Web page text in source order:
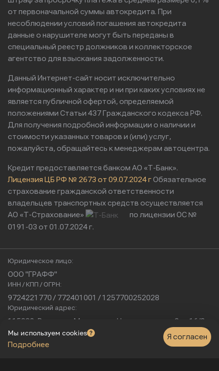
от первоначальной суммы автокредита. При
несоблюдении условий погашения автокредита
данные о нарушителе могут быть переданы в
специальный реестр должников и коллекторское
агентство для взыскания задолженности.
Данный Интернет-сайт носит исключительно
информационный характер и ни при каких условиях не
является публичной офертой, определяемой
положениями Статьи 437 Гражданского кодекса РФ.
Для получения подробной информации о наличии и
стоимости указанных товаров и (или) услуг,
пожалуйста, обращайтесь к менеджерам автоцентра.
Кредит предоставляется банком АО «Т-Банк».
Лицензия ЦБ РФ № 2673 от 09.07.2024 гОбязательное
страхование гражданской ответственности
владельцев транспортных средств осуществляется
АО «Т-Страхование»
по лицензии ОС №
0191-03 от 01.07.2024 г.
Юридическое лицо:
ООО "ГРАФФ"
ИНН / КПП / ОГРН:
9724221770 / 772401001 / 1257700252028
Юридический адрес:
115230, Россия, г. Москва, ул. Нагатинская, д. 2, п. 16/2
Физический адрес:
г. Москва, Нагатинская улица, 16к1с5
Мы используем cookies
Подробнее
Я согласен